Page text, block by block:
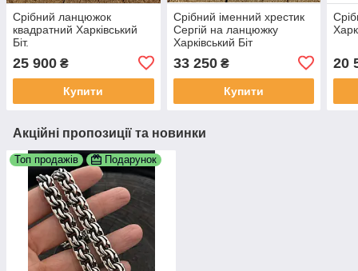
Срібний ланцюжок
квадратний Харківський
Біт.
25 900 ₴
Купити
Срібний іменний хрестик
Сергій на ланцюжку
Харківський Біт
33 250₴
Купити
20
Акційні пропозиції та новинки
Топ продажів Подарунок